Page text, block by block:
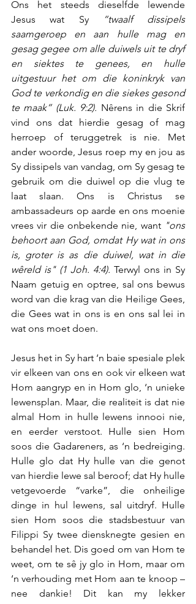
Ons het steeds dieselfde lewende
Jesus wat Sy
“twaalf dissipels
saamgeroep en aan hulle mag en
gesag gegee om alle duiwels uit te dryf
en siektes te genees, en hulle
uitgestuur het om die koninkryk van
God te verkondig en die siekes gesond
te maak” (Luk. 9:2). Nêrens in die Skrif
vind ons dat hierdie gesag of mag
herroep of teruggetrek is nie. Met
ander woorde, Jesus roep my en jou as
Sy dissipels van vandag, om Sy gesag te
gebruik om die duiwel op die vlug te
laat slaan. Ons is Christus se
ambassadeurs op aarde en ons moenie
vrees vir die onbekende nie, want "ons
behoort aan God, omdat Hy wat in ons
is, groter is as die duiwel, wat in die
wêreld is" (1 Joh. 4:4). Terwyl ons in Sy
Naam getuig en optree, sal ons bewus
word van die krag van die Heilige Gees,
die Gees wat in ons is en ons sal lei in
wat ons moet doen.
Jesus het in Sy hart ‘n baie spesiale plek
vir elkeen van ons en ook vir elkeen wat
Hom aangryp en in Hom glo, ‘n unieke
lewensplan. Maar, die realiteit is dat nie
almal Hom in hulle lewens innooi nie,
en eerder verstoot. Hulle sien Hom
soos die Gadareners, as ‘n bedreiging.
Hulle glo dat Hy hulle van die genot
van hierdie lewe sal beroof; dat Hy hulle
vetgevoerde “varke”, die onheilige
dinge in hul lewens, sal uitdryf. Hulle
sien Hom soos die stadsbestuur van
Filippi Sy twee diensknegte gesien en
behandel het. Dis goed om van Hom te
weet, om te sê jy glo in Hom, maar om
‘n verhouding met Hom aan te knoop –
nee dankie! Dit kan my lekker